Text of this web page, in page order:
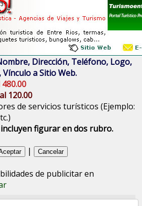
Dirección, Teléfono, Logo,
a Sitio Web.
120.00
de servicios turísticos (Ejemplo:
figurar en dos rubro.
|
de publicitar en